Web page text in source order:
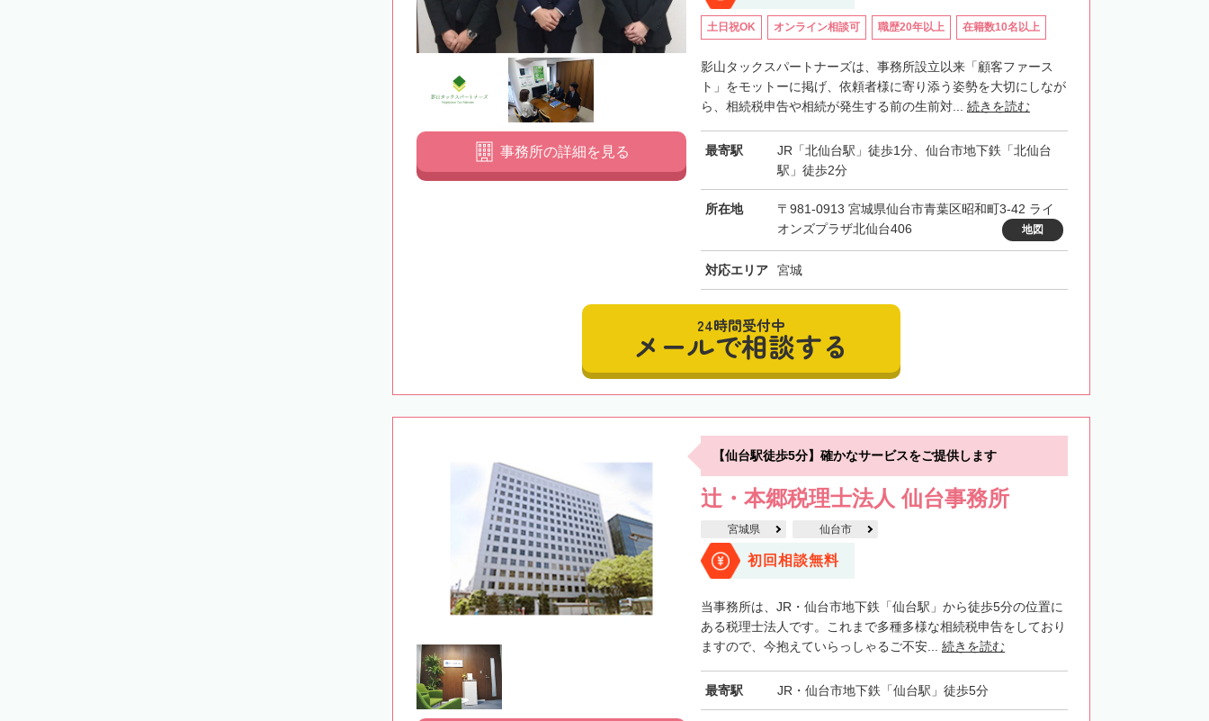
土日祝OK オンライン相談可 職歴20年以上 在籍数10名以上
影山タックスパートナーズは、事務所設立以来「顧客ファース
ト」をモットーに掲げ、依頼者様に寄り添う姿勢を大切にしなが
ら、相続税申告や相続が発生する前の生前対... 続きを読む
最寄駅
JR「北仙台駅」徒歩1分、仙台市地下鉄「北仙台
駅」徒歩2分
所在地
〒981-0913 宮城県仙台市青葉区昭和町3-42 ライ
オンズプラザ北仙台406
地図
対応エリア 宮城
事務所の詳細を見る
24時間受付中
メールで相談する
【仙台駅徒歩5分】確かなサービスをご提供します
辻・本郷税理士法人 仙台事務所
宮城県 仙台市
初回相談無料
当事務所は、JR・仙台市地下鉄「仙台駅」から徒歩5分の位置に
ある税理士法人です。これまで多種多様な相続税申告をしており
ますので、今抱えていらっしゃるご不安... 続きを読む
最寄駅 JR・仙台市地下鉄「仙台駅」徒歩5分